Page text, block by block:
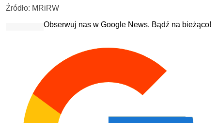
Źródło: MRiRW
Obserwuj nas w Google News. Bądź na bieżąco!